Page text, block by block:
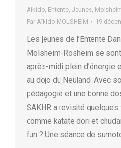
Aikido, Entente, Jeunes,
Par Aïkido MOLSHEIM 19
Les jeunes de l’Entente
Molsheim-Rosheim se
après-midi plein d’énergie
au dojo du Neuland. Avec
pédagogie et une bonne
SAKHR a revisité quelques
comme katate dori et
fun ? Une séance de